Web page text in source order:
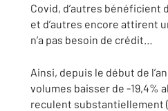
Covid, d’autres bénéficient
et d’autres encore attirent
n’a pas besoin de crédit…
Ainsi, depuis le début de
volumes baisser de -19,4%
reculent substantiellement